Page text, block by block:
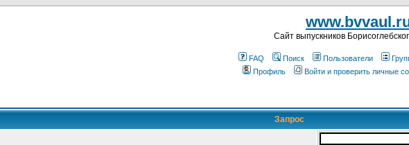
Cайт выпускников
FAQ Поиск Пользователи
Профиль
Войти и проверить личные
Запрос